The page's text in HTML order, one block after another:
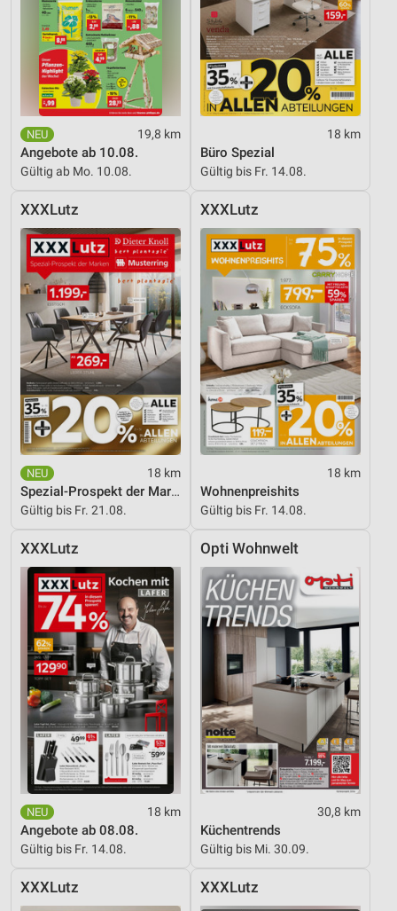
19,8 km
Angebote ab 10.08.
Gültig ab Mo. 10.08.
18 km
Büro Spezial
Gültig bis Fr. 14.08.
XXXLutz
18 km
Spezial-Prospekt der Marken
Gültig bis Fr. 21.08.
XXXLutz
18 km
Wohnenpreishits
Gültig bis Fr. 14.08.
XXXLutz
18 km
Angebote ab 08.08.
Gültig bis Fr. 14.08.
Opti Wohnwelt
30,8 km
Küchentrends
Gültig bis Mi. 30.09.
XXXLutz XXXLutz
Nicht-IAB-Verarbeitungszwecke:
Notwendig
Performance
Werbung